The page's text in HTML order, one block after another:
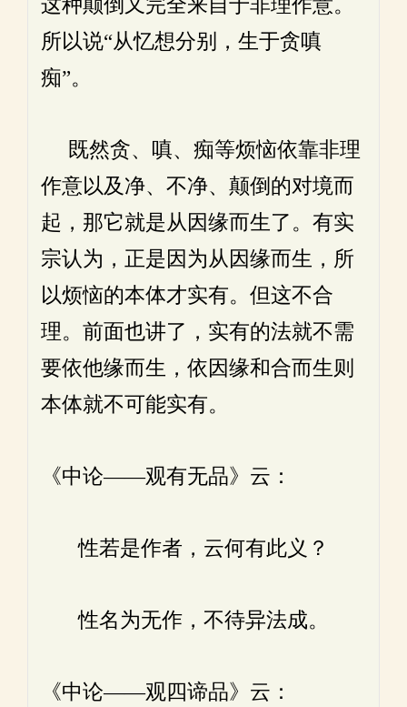
这种颠倒又完全来自于非理作意。
所以说“从忆想分别，生于贪嗔
痴”。
既然贪、嗔、痴等烦恼依靠非理
作意以及净、不净、颠倒的对境而
起，那它就是从因缘而生了。有实
宗认为，正是因为从因缘而生，所
以烦恼的本体才实有。但这不合
理。前面也讲了，实有的法就不需
要依他缘而生，依因缘和合而生则
本体就不可能实有。
《中论——观有无品》云：
性若是作者，云何有此义？
性名为无作，不待异法成。
《中论——观四谛品》云：